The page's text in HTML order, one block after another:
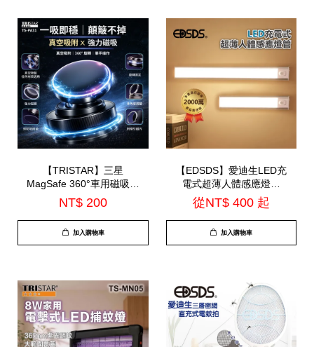
【TRISTAR】三星
MagSafe 360°車用磁吸手
機支架(TS-PA31)
NT$ 200
加入購物車
【EDSDS】愛迪生LED充
電式超薄人體感應燈管
(EDS-G3040 / EDS-
G5040)
從NT$ 400 起
加入購物車